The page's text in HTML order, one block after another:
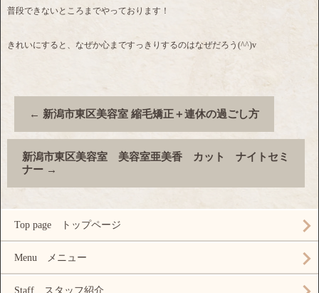
普段できないところまでやっております！
きれいにすると、なぜか心まですっきりするのはなぜだろう(^^)v
← 新潟市東区美容室 縮毛矯正＋連休の過ごし方
新潟市東区美容室 美容室亜美香 カット ナイトセミ
ナー →
Top page トップページ
Menu メニュー
Staff スタッフ紹介